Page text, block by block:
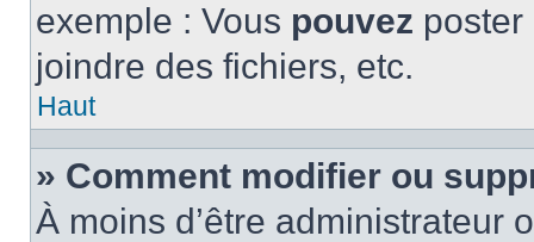
exemple : Vous pouvez
joindre des fichiers, etc.
Haut
» Comment modifier ou
À moins d’être administrateur